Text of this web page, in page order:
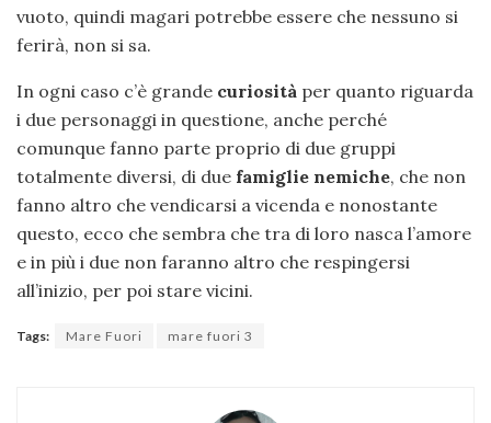
vuoto, quindi magari potrebbe essere che nessuno si
ferirà, non si sa.
In ogni caso c’è grande curiosità per quanto riguarda
i due personaggi in questione, anche perché
comunque fanno parte proprio di due gruppi
totalmente diversi, di due famiglie nemiche, che non
fanno altro che vendicarsi a vicenda e nonostante
questo, ecco che sembra che tra di loro nasca l’amore
e in più i due non faranno altro che respingersi
all’inizio, per poi stare vicini.
Tags: Mare Fuori mare fuori 3